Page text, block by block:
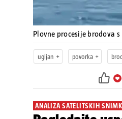
Plovne procesije brodova
ugljan povorka brod
ANALIZA SATELITSKIH